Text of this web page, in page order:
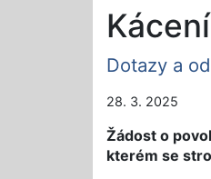
Dotazy a
28. 3. 2025
Žádost o
kterém se